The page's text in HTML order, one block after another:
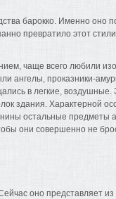
барокко. Именно оно
превратило этот
чаще всего любили
ангелы, проказники-
в легкие, воздушные.
здания. Характерной
остальные предметы
они совершенно не
оно представляет